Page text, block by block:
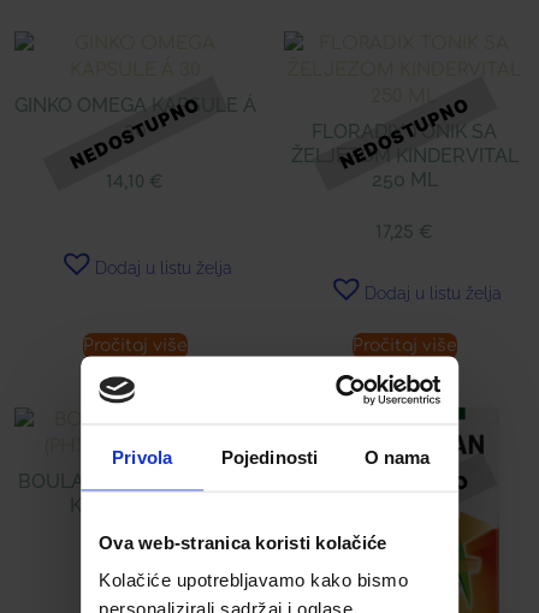
Privola Pojedinosti O nama
Ova web-stranica koristi kolačiće
Kolačiće upotrebljavamo kako bismo
personalizirali sadržaj i oglase,
GINKO OMEGA KAPSULE Á
30
14,10 €
Dodaj u listu želja
Pročitaj više
FLORADIX TONIK SA
ŽELJEZOM KINDERVITAL
250 ML
17,25 €
Dodaj u listu želja
Pročitaj više
BOULARDII JUNIOR (PHS)
KAPSULE Á 10